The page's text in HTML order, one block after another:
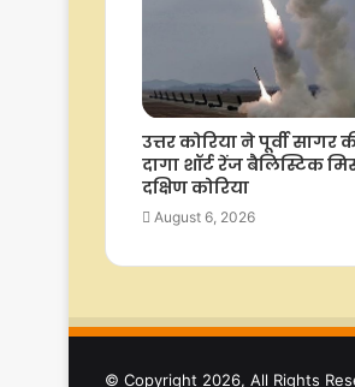
उत्तर कोरिया ने पूर्वी सागर
दागा शॉर्ट रेंज बैलिस्टिक
दक्षिण कोरिया
August 6, 2026
© Copyright 2026, All Rights